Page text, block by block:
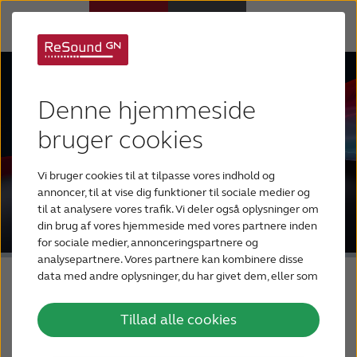
Denne hjemmeside
bruger cookies
Vi bruger cookies til at tilpasse vores indhold og
annoncer, til at vise dig funktioner til sociale medier og
til at analysere vores trafik. Vi deler også oplysninger om
din brug af vores hjemmeside med vores partnere inden
for sociale medier, annonceringspartnere og
analysepartnere. Vores partnere kan kombinere disse
data med andre oplysninger, du har givet dem, eller som
Tillad alle cookies
Høretab
Support
Om os
Blog
BLIV TESTPERSON